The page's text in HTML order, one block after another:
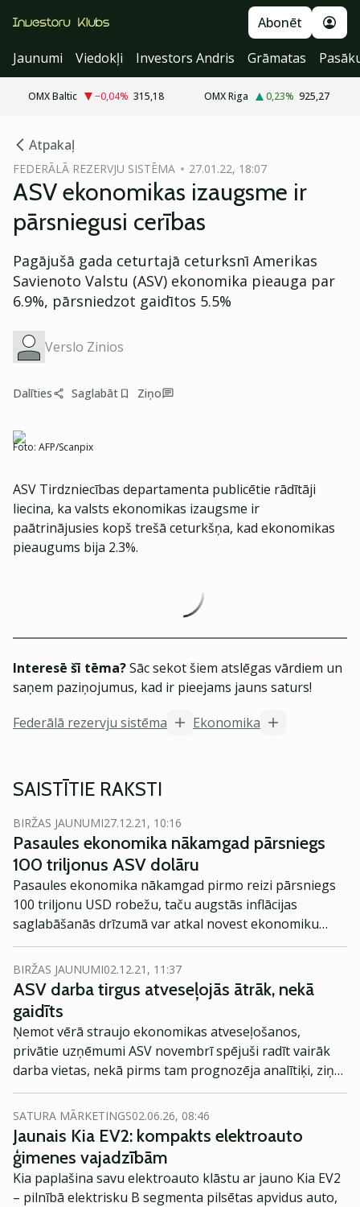
Abonēt
Jaunumi
Viedokļi Investors Andris Grāmatas
OMX Baltic −0,04% 315,18 OMX Riga 0,23% 925,27
Atpakaļ
FEDERĀLĀ REZERVJU SISTĒMA 27.01.22, 18:07
ASV ekonomikas izaugsme ir
pārsniegusi cerības
Pagājušā gada ceturtajā ceturksnī Amerikas
Savienoto Valstu (ASV) ekonomika pieauga par
6.9%, pārsniedzot gaidītos 5.5%
Verslo Zinios
Dalīties Saglabāt Ziņo
Foto: AFP/Scanpix
ASV Tirdzniecības departamenta publicētie rādītāji
liecina, ka valsts ekonomikas izaugsme ir
paātrinājusies kopš trešā ceturkšņa, kad ekonomikas
pieaugums bija 2.3%.
Interesē šī tēma?Sāc sekot šiem atslēgas vārdiem un
saņem paziņojumus, kad ir pieejams jauns saturs!
Federālā rezervju sistēma
Ekonomika
SAISTĪTIE RAKSTI
BIRŽAS JAUNUMI27.12.21, 10:16
Pasaules ekonomika nākamgad pārsniegs
100 triljonus ASV dolāru
Pasaules ekonomika nākamgad pirmo reizi pārsniegs
100 triljonu USD robežu, taču augstās inflācijas
saglabāšanās drīzumā var atkal novest ekonomiku
recesijā.
BIRŽAS JAUNUMI02.12.21, 11:37
ASV darba tirgus atveseļojās ātrāk, nekā
gaidīts
Ņemot vērā straujo ekonomikas atveseļošanos,
privātie uzņēmumi ASV novembrī spējuši radīt vairāk
darba vietas, nekā pirms tam prognozēja analītiķi, ziņo
Yahoo Finance.
SATURA MĀRKETINGS02.06.26, 08:46
Jaunais Kia EV2: kompakts elektroauto
ģimenes vajadzībām
Kia paplašina savu elektroauto klāstu ar jauno Kia EV2
– pilnībā elektrisku B segmenta pilsētas apvidus auto,